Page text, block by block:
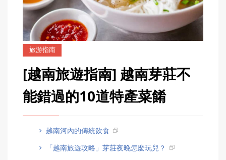
旅游指南
[越南旅遊指南] 越南芽莊不
能錯過的10道特產菜餚
越南河內的傳統飲食
「越南旅遊攻略」芽莊夜晚怎麼玩兒？